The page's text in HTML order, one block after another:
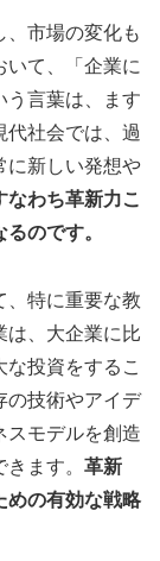
、市場の変化も
いて、「企業に
う言葉は、ます
代社会では、過
に新しい発想や
わち革新力こ
のです。
、特に重要な教
は、大企業に比
投資をするこ
の技術やアイデ
スモデルを創造
ます。 革新
めの有効な戦略